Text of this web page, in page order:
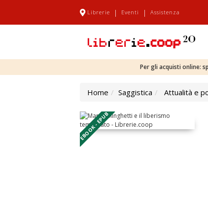
Librerie | Eventi | Assistenza
Per gli acquisti online:
Home Saggistica Attualità e
EBOOK - EPUB